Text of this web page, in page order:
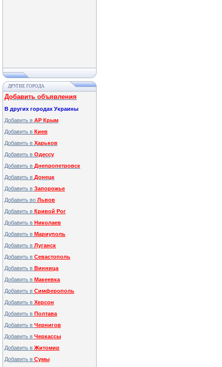
ДРУГИЕ ГОРОДА
Добавить объявления
В других городах Украины
Добавить в АР Крым
Добавить в Киев
Добавить в Харьков
Добавить в Одессу
Добавить в Днепропетровск
Добавить в Донецк
Добавить в Запорожье
Добавить во Львов
Добавить в Кривой Рог
Добавить в Николаев
Добавить в Мариуполь
Добавить в Луганск
Добавить в Севастополь
Добавить в Винница
Добавить в Макеевка
Добавить в Симферополь
Добавить в Херсон
Добавить в Полтава
Добавить в Чернигов
Добавить в Черкассы
Добавить в Житомир
Добавить в Сумы